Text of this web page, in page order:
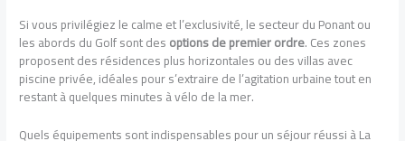
Si vous privilégiez le calme et l’exclusivité, le secteur du Ponant ou
les abords du Golf sont desoptions de premier ordre. Ces zones
proposent des résidences plus horizontales ou des villas avec
piscine privée, idéales pour s’extraire de l’agitation urbaine tout en
restant à quelques minutes à vélo de la mer.
Quels équipements sont indispensables pour un séjour réussi à La